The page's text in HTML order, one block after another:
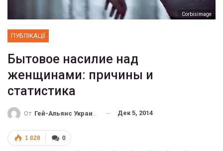
Сorbisimage
ПУБЛІКАЦІЇ
Бытовое насилие над
женщинами: причины и
статистика
От Гей-Альянс Украина Дек 5, 2014
0
1 828